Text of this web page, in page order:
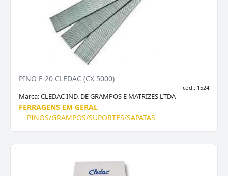
PINO F-20 CLEDAC (CX 5000)
cod.: 1524
Marca:CLEDAC IND. DE GRAMPOS E MATRIZES LTDA
FERRAGENS EM GERAL
PINOS/GRAMPOS/SUPORTES/SAPATAS